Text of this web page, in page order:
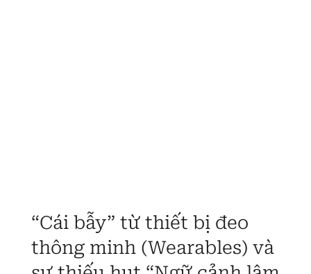
“Cái bẫy” từ thiết bị đeo
thông minh (Wearables) và